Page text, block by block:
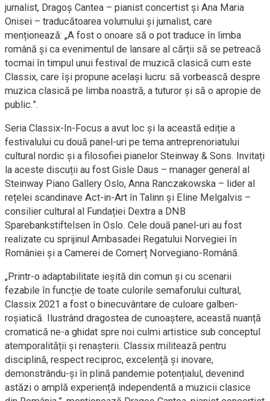
jurnalist, Dragoș Cantea – pianist concertist și Ana Maria
Onisei – traducătoarea volumului și jurnalist, care
menționează: „A fost o onoare să o pot traduce în limba
română și ca evenimentul de lansare al cărții să se petreacă
tocmai în timpul unui festival de muzică clasică cum este
Classix, care își propune același lucru: să vorbească despre
muzica clasică pe limba noastră, a tuturor și să o apropie de
public.”.
Seria Classix-In-Focus a avut loc și la această ediție a
festivalului cu două panel-uri pe tema antreprenoriatului
cultural nordic și a filosofiei pianelor Steinway & Sons. Invitați
la aceste discuții au fost Gisle Daus – manager general al
Steinway Piano Gallery Oslo, Anna Ranczakowska – lider al
rețelei scandinave Act-in-Art în Talinn și Eline Melgalvis –
consilier cultural al Fundației Dextra a DNB
Sparebankstiftelsen în Oslo. Cele două panel-uri au fost
realizate cu sprijinul Ambasadei Regatului Norvegiei în
României și a Camerei de Comerț Norvegiano-Română.
„Printr-o adaptabilitate ieșită din comun și cu scenarii
fezabile în funcție de toate culorile semaforului cultural,
Classix 2021 a fost o binecuvântare de culoare galben-
roșiatică. Ilustrând dragostea de cunoaștere, această nuanță
cromatică ne-a ghidat spre noi culmi artistice sub conceptul
atemporalității și renașterii. Classix militează pentru
disciplină, respect reciproc, excelență și inovare,
demonstrându-și în plină pandemie potențialul, devenind
astăzi o amplă experiență independentă a muzicii clasice